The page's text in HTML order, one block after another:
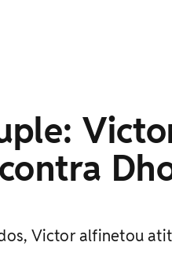
Victor alfinetou